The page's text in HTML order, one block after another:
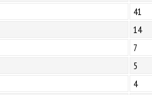
41
14
7
5
4